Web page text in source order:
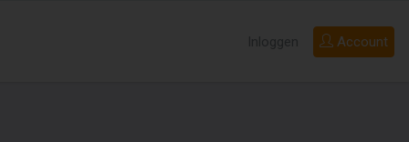
Account
Inloggen